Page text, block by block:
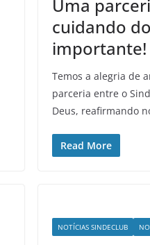
Uma
cuidando
importante!
Temos a alegria de
parceria entre o
Deus, reafirmando
Read More
NOTÍCIAS SINDECLUB